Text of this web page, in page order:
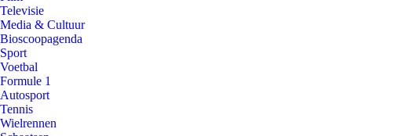
Televisie
Media & Cultuur
Bioscoopagenda
Sport
Voetbal
Formule 1
Autosport
Tennis
Wielrennen